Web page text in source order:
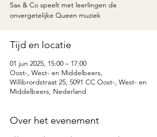
Sax & Co speelt met leerlingen de
onvergetelijke Queen muziek
Tijd en locatie
01 jun 2025, 15:00 – 17:00
Oost-, West- en Middelbeers,
Willibrordstraat 25, 5091 CC Oost-, West- en
Middelbeers, Nederland
Over het evenement